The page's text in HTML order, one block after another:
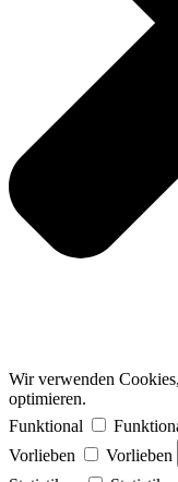
Wir verwenden
optimieren.
Funktional
Vorlieben
Vorlieben